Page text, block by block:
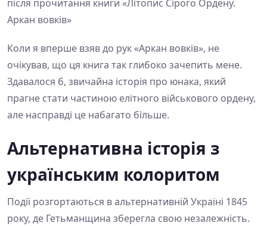
після прочитання книги «Літопис Сірого Ордену.
Аркан вовків»
Коли я вперше взяв до рук «Аркан вовків», не
очікував, що ця книга так глибоко зачепить мене.
Здавалося б, звичайна історія про юнака, який
прагне стати частиною елітного військового ордену,
але насправді це набагато більше.
Альтернативна історія з
українським колоритом
Події розгортаються в альтернативній Україні 1845
року, де Гетьманщина зберегла свою незалежність.